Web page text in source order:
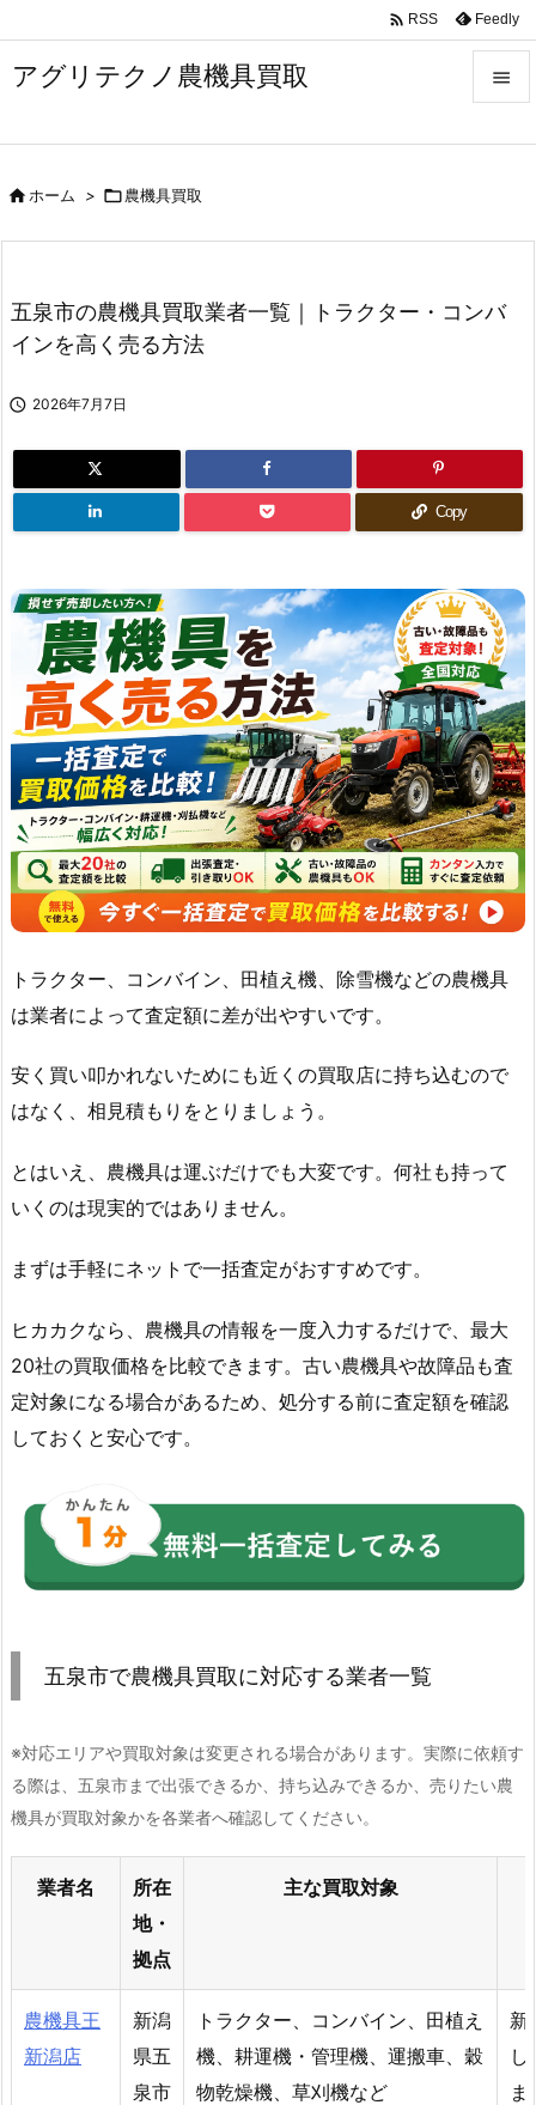
アグリテクノ農機具買取 


 RSS Feedly
ホーム > 農機具買取
五泉市の農機具買取業者一覧｜トラクター・コンバ
インを高く売る方法
 2026年7月7日
Copy
トラクター、コンバイン、田植え機、除雪機などの農機具
は業者によって査定額に差が出やすいです。
安く買い叩かれないためにも近くの買取店に持ち込むので
はなく、相見積もりをとりましょう。
とはいえ、農機具は運ぶだけでも大変です。何社も持って
いくのは現実的ではありません。
まずは手軽にネットで一括査定がおすすめです。
ヒカカクなら、農機具の情報を一度入力するだけで、最大
20社の買取価格を比較できます。古い農機具や故障品も査
定対象になる場合があるため、処分する前に査定額を確認
しておくと安心です。
五泉市で農機具買取に対応する業者一覧
※対応エリアや買取対象は変更される場合があります。実際に依頼す
る際は、五泉市まで出張できるか、持ち込みできるか、売りたい農
機具が買取対象かを各業者へ確認してください。
業者名
所在
地・
拠点
主な買取対象
農機具王
新潟店
新潟
県五
泉市
トラクター、コンバイン、田植え
機、耕運機・管理機、運搬車、穀
物乾燥機、草刈機など
新